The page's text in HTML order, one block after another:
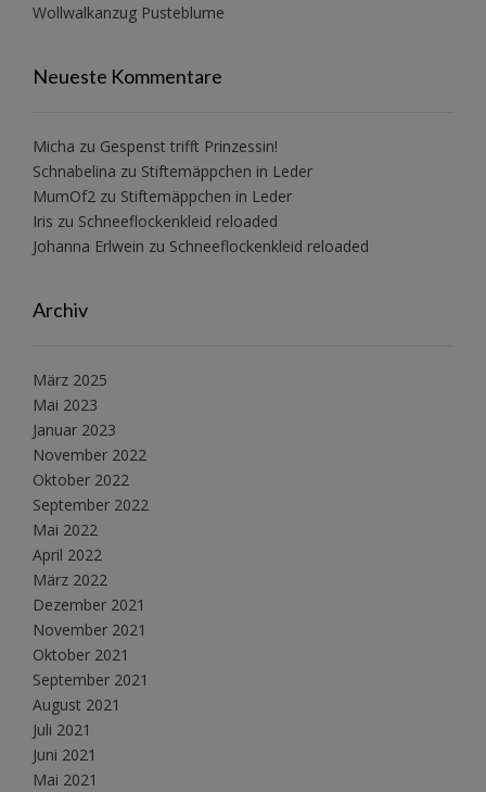
Wollwalkanzug Pusteblume
Neueste Kommentare
Micha zu Gespenst trifft Prinzessin!
Schnabelina zu Stiftemäppchen in Leder
MumOf2 zu Stiftemäppchen in Leder
Iris zu Schneeflockenkleid reloaded
Johanna Erlwein zu Schneeflockenkleid reloaded
Archiv
März 2025
Mai 2023
Januar 2023
November 2022
Oktober 2022
September 2022
Mai 2022
April 2022
März 2022
Dezember 2021
November 2021
Oktober 2021
September 2021
August 2021
Juli 2021
Juni 2021
Mai 2021